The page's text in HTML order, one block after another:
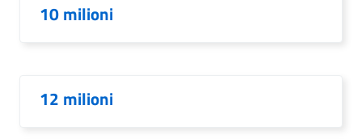
10 milioni
12 milioni